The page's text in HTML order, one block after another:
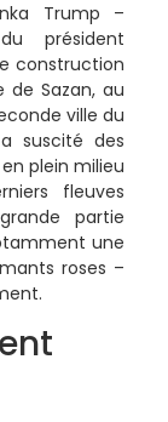
Trump –
président
construction
de Sazan, au
ville du
suscité des
plein milieu
fleuves
partie
une
roses –